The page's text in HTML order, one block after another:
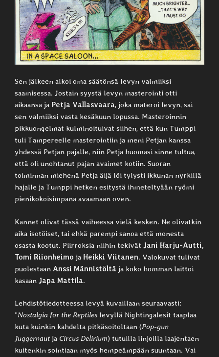
Sen jälkeen alkoi oma säätönsä levyn valmiiksi
saamisessa. Jostain syystä levyn masterointi otti
aikaansa ja Petja Vallasvaara, joka materoi levyn, sai
sen valmiiksi vasta kesäkuun lopussa. Masteroinnin
pikkuongelmat kulminoituivat siihen, että kun Tumppi
tuli Tampereelle masterointiin ja meni Petjan kanssa
yhdessä Petjan pajalle, niin Petja huomasi sinne tultua,
että oli unohtanut pajan avaimet kotiin. Suoran
toiminnan miehenä Petja äijä löi tylysti ikkunan nyrkillä
hajalle ja Tumppi hetken esitystä ihmeteltyään ryömi
pienikokoisimpana avaamaan oven.
Kannet olivat tässä vaiheessa vielä kesken. Ne olivatkin
aika isotöiset, tai ehkä parempi sanoa että monesta
osasta kootut. Piirroksia niihin tekivät Jani Harju-Autti,
Tomi Riionheimo ja Heikki Viitanen. Valokuvat tulivat
puolestaan Anssi Männistöltä ja koko homman laittoi
kasaan Japa Mattila.
Lehdistötiedotteessa levyä kuvaillaan seuraavasti:
”Nostalgia for the Reptiles levyllä Nightingalesit taaplaa
kuta kuinkin kahdelta pitkäsoitoltaan (Pop-gun
Juggernaut ja Circus Delirium) tutuilla linjoilla laajentaen
kuitenkin sointiaan myös hempeämpään suuntaan. Vai